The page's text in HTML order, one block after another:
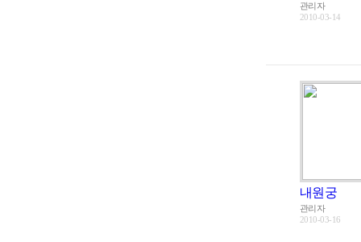
관리자
2010-03-14
내원궁
관리자
2010-03-16